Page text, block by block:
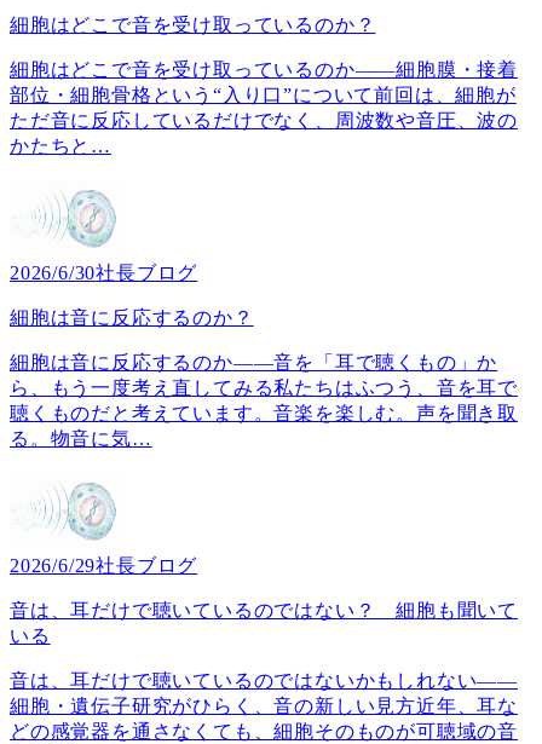
細胞はどこで音を受け取っているのか？
細胞はどこで音を受け取っているのか――細胞膜・接着
部位・細胞骨格という“入り口”について前回は、細胞が
ただ音に反応しているだけでなく、周波数や音圧、波の
かたちと …
2026/6/30社長ブログ
細胞は音に反応するのか？
細胞は音に反応するのか――音を「耳で聴くもの」か
ら、もう一度考え直してみる私たちはふつう、音を耳で
聴くものだと考えています。音楽を楽しむ。声を聞き取
る。物音に気…
2026/6/29社長ブログ
音は、耳だけで聴いているのではない？ 細胞も聞いて
いる
音は、耳だけで聴いているのではないかもしれない――
細胞・遺伝子研究がひらく、音の新しい見方近年、耳な
どの感覚器を通さなくても、細胞そのものが可聴域の音